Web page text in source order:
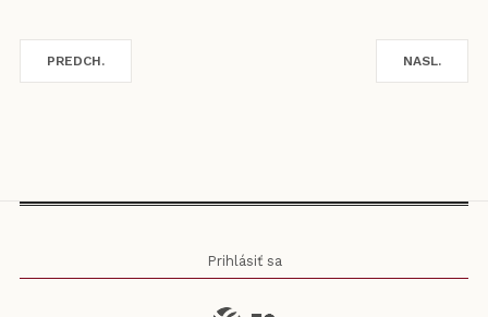
PREDCH. NASL.
Prihlásiť sa